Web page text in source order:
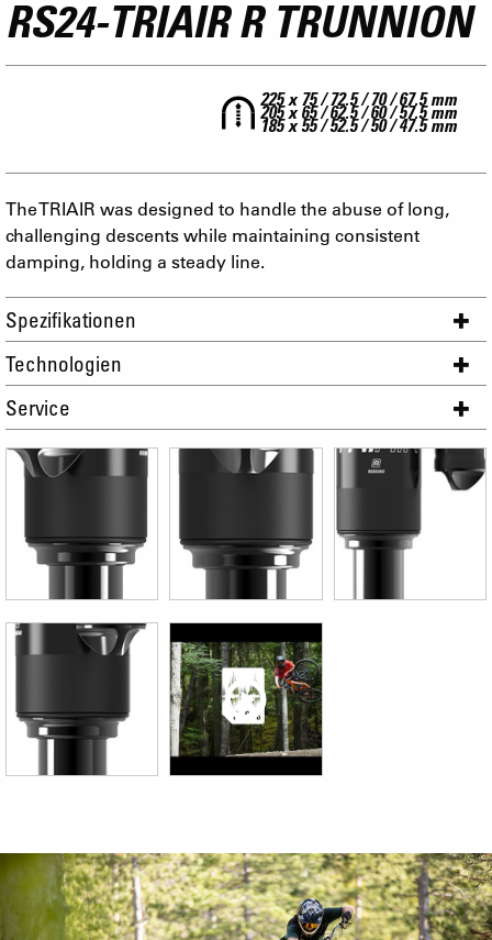
RS24-TRIAIR R TRUNNION
225 x 75 / 72.5 / 70 / 67.5 mm
205 x 65 / 62.5 / 60 / 57.5 mm
185 x 55 / 52.5 / 50 / 47.5 mm
The TRIAIR was designed to handle the abuse of long,
challenging descents while maintaining consistent
damping, holding a steady line.
Spezifikationen
Technologien
Service